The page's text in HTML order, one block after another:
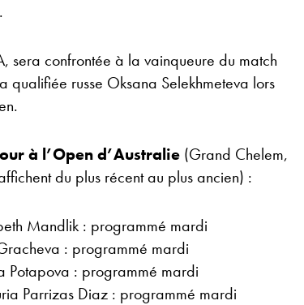
sera confrontée à la vainqueure du match
russe Oksana Selekhmeteva lors
à l’Open d’Australie (Grand Chelem,
du plus récent au plus ancien) :
Mandlik : programmé mardi
: programmé mardi
Potapova : programmé mardi
Parrizas Diaz : programmé mardi